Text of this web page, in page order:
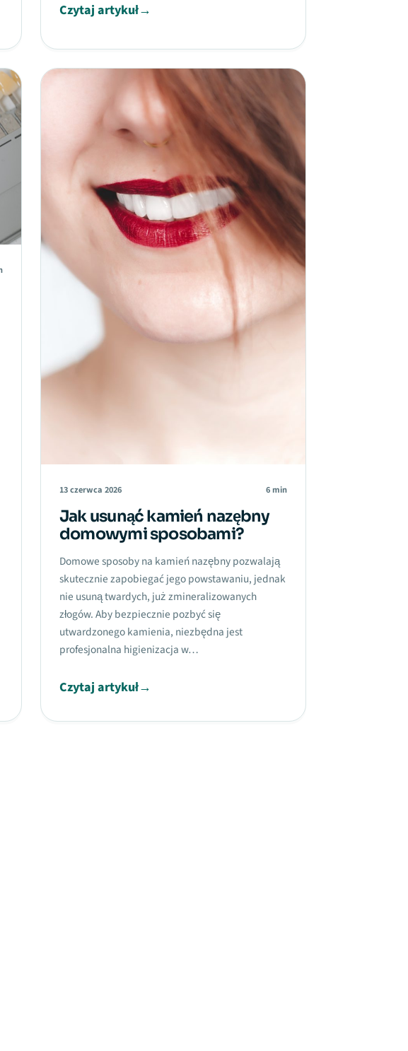
Czytaj artykuł→
13 czerwca 2026 6 min
Jak usunąć kamień nazębny
domowymi sposobami?
Domowe sposoby na kamień nazębny pozwalają
skutecznie zapobiegać jego powstawaniu, jednak
nie usuną twardych, już zmineralizowanych
złogów. Aby bezpiecznie pozbyć się
utwardzonego kamienia, niezbędna jest
profesjonalna higienizacja w…
Czytaj artykuł→